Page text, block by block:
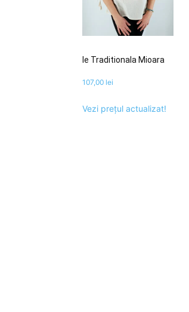
Ie Traditionala Mioara
107,00 lei
Vezi prețul actualizat!